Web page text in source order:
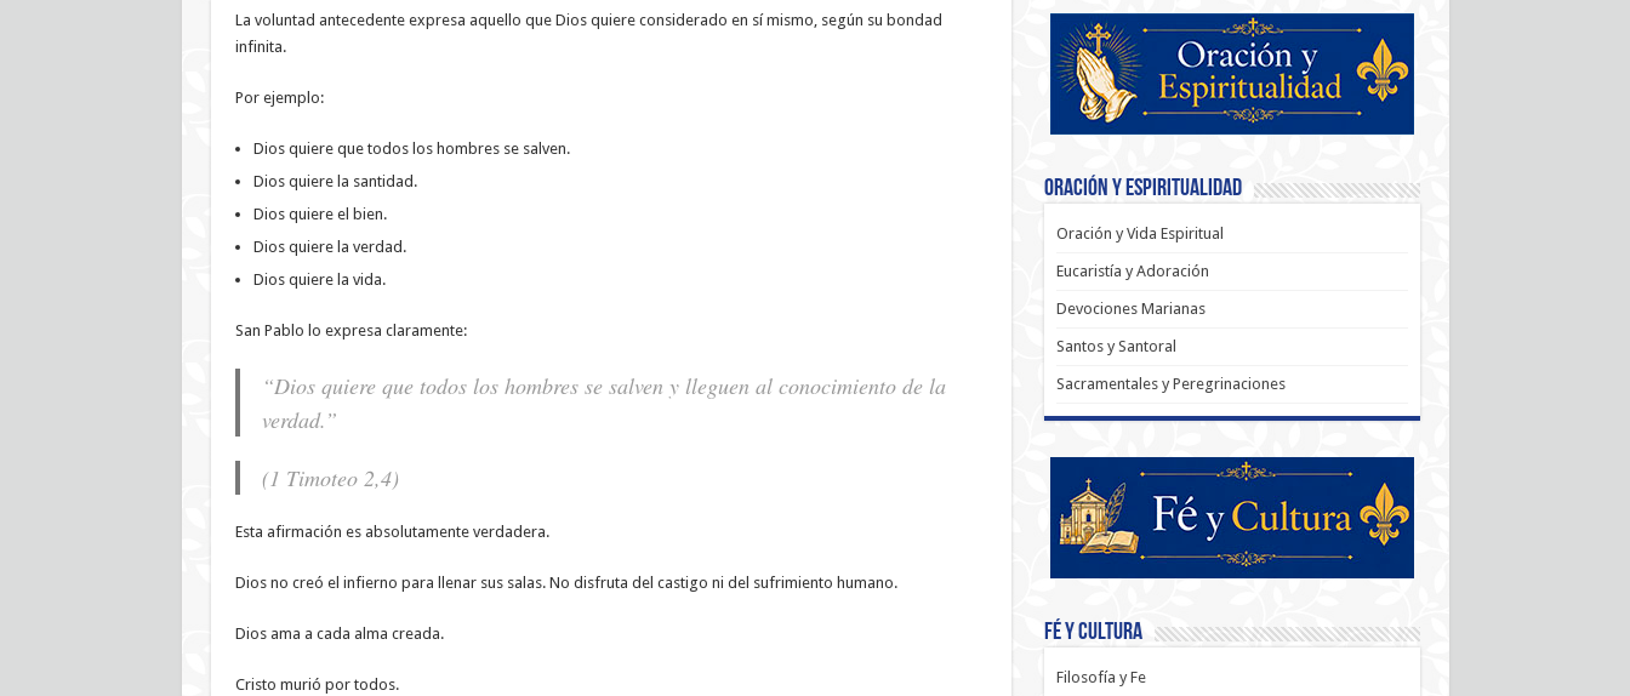
La voluntad antecedente expresa aquello que Dios quiere considerado en sí mismo, según su bondad
infinita.
Por ejemplo:
Dios quiere que todos los hombres se salven.
Dios quiere la santidad.
Dios quiere el bien.
Dios quiere la verdad.
Dios quiere la vida.
San Pablo lo expresa claramente:
“Dios quiere que todos los hombres se salven y lleguen al conocimiento de la
verdad.”
(1 Timoteo 2,4)
Esta afirmación es absolutamente verdadera.
Dios no creó el infierno para llenar sus salas. No disfruta del castigo ni del sufrimiento humano.
Dios ama a cada alma creada.
Cristo murió por todos.
Oración y Espiritualidad
Oración y Vida Espiritual
Eucaristía y Adoración
Devociones Marianas
Santos y Santoral
Sacramentales y Peregrinaciones
Fé y Cultura
Filosofía y Fe